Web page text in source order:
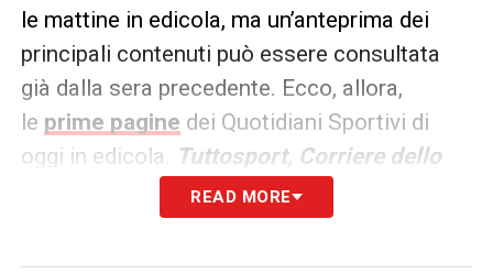
le mattine in edicola, ma un’anteprima dei
principali contenuti può essere consultata
già dalla sera precedente. Ecco, allora,
le prime pagine dei Quotidiani Sportivi di
oggi in edicola.
Tuttosport, Corriere dello
Sport e La Gazzetta dello
rappresentano i principali quotidiani
READ MORE